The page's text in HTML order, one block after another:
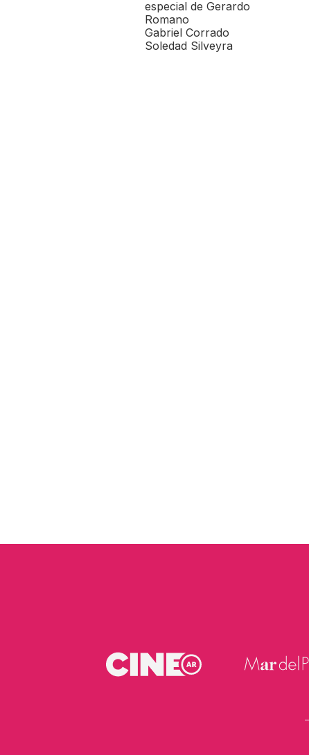
especial de Gerardo
Romano
Gabriel Corrado
Soledad Silveyra